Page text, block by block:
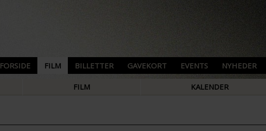
FORSIDE FILM BILLETTER GAVEKORT EVENTS NYHEDER
FILM KALENDER